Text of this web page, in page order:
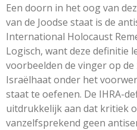
Een doorn in het oog van
van de Joodse staat is de
International Holocaust
Logisch, want deze definitie
voorbeelden de vinger op
Israëlhaat onder het
staat te oefenen. De IHRA-
uitdrukkelijk aan dat kritiek
vanzelfsprekend geen